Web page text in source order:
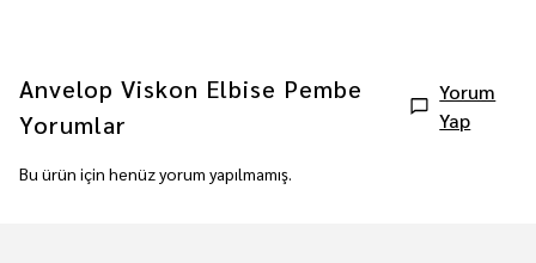
Anvelop Viskon Elbise Pembe
Yorumlar
Yorum
Yap
Bu ürün için henüz yorum yapılmamış.